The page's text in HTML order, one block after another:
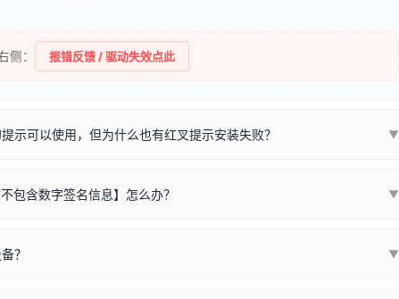
侧： 报错反馈 / 驱动失效点此
示可以使用，但为什么也有红叉提示安装失败？ ▼
程序在运行时会检测您的系统位数，并只安装与系统相匹配的那一部
代表与您当前电脑系统相兼容的驱动已安装成功。
包含数字签名信息】怎么办？ ▼
全限制，
部分新版 Windows 系统（如 Win10/Win11 最新版）已
？ ▼